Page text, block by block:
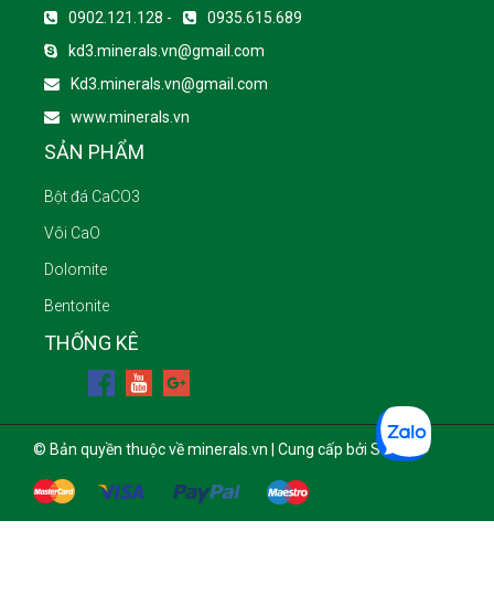
0902.121.128 -
0935.615.689
kd3.minerals.vn@gmail.com
Kd3.minerals.vn@gmail.com
www.minerals.vn
SẢN PHẨM
Bột đá CaCO3
Vôi CaO
Dolomite
Bentonite
THỐNG KÊ
© Bản quyền thuộc về minerals.vn | Cung cấp bởi Sapo